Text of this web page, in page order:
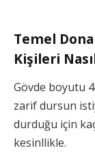
Temel
Kişileri
Gövde boyutu
zarif dursun
durduğu için
kesinllikle.